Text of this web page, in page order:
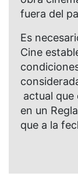
fuera del
Es
Cine
actual que
en un
que a la